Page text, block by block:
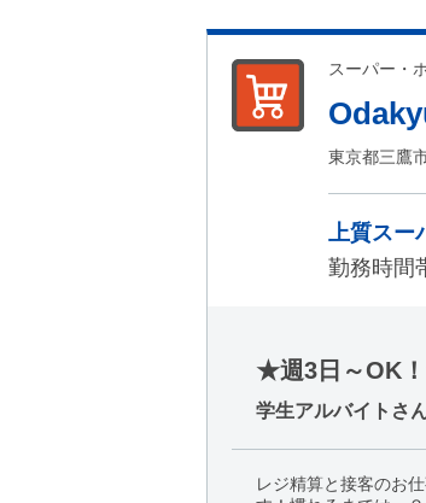
スーパー・
東京都三鷹
上質ス
勤務時間
★週3日～OK
学生アルバイトさ
レジ精算と接客のお